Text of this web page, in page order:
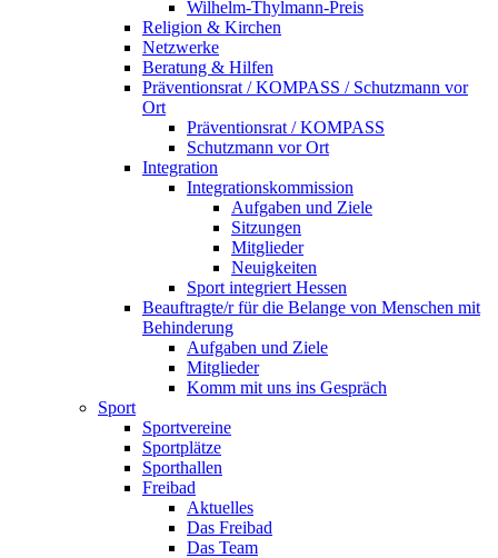
Wilhelm-Thylmann-Preis
Religion & Kirchen
Netzwerke
Beratung & Hilfen
Präventionsrat / KOMPASS / Schutzmann vor
Ort
Präventionsrat / KOMPASS
Schutzmann vor Ort
Integration
Integrationskommission
Aufgaben und Ziele
Sitzungen
Mitglieder
Neuigkeiten
Sport integriert Hessen
Beauftragte/r für die Belange von Menschen mit
Behinderung
Aufgaben und Ziele
Mitglieder
Komm mit uns ins Gespräch
Sport
Sportvereine
Sportplätze
Sporthallen
Freibad
Aktuelles
Das Freibad
Das Team